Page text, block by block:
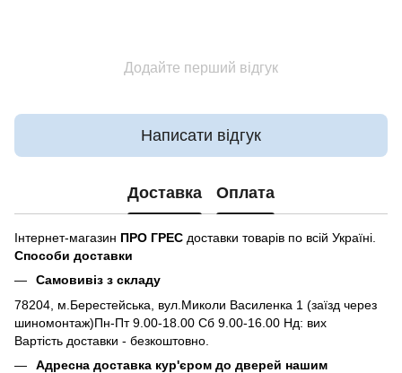
Додайте перший відгук
Написати відгук
Доставка Оплата
Інтернет-магазин ПРО ГРЕС доставки товарів по всій Україні.
Способи доставки
Самовивіз з складу
78204, м.Берестейська, вул.Миколи Василенка 1 (заїзд через
шиномонтаж)Пн-Пт 9.00-18.00 Сб 9.00-16.00 Нд: вих
Вартість доставки - безкоштовно.
Адресна доставка кур'єром до дверей нашим